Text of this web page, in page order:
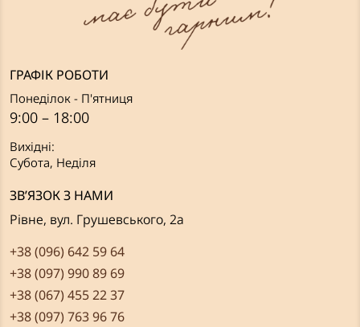
ГРАФІК РОБОТИ
Понеділок - П'ятниця
9:00 – 18:00
Вихідні:
Субота, Неділя
ЗВ’ЯЗОК З НАМИ
Рівне, вул. Грушевського, 2а
+38 (096) 642 59 64
+38 (097) 990 89 69
+38 (067) 455 22 37
+38 (097) 763 96 76